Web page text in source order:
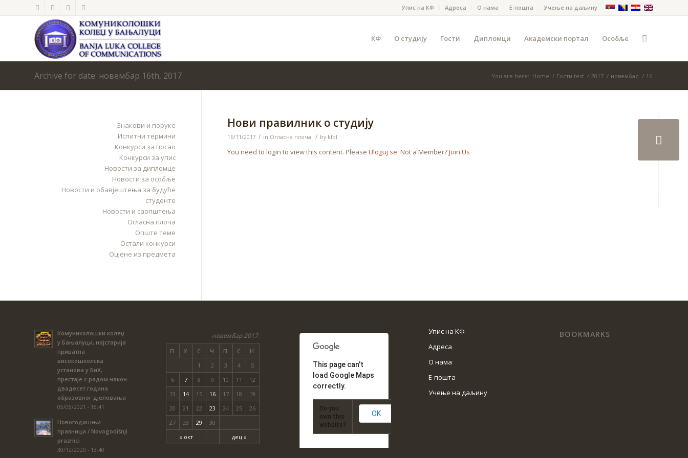
Упис на КФ Адреса О нама Е-пошта Учење на даљину
КФ О студију Гости Дипломци Академски портал Особље
Archive for date: новембар 16th, 2017 You are here: Home / Гости test / 2017 / новембар / 16
Нови правилник о студију
16/11/2017 / in Огласна плоча / by kfbl
You need to login to view this content. Please Uloguj se. Not a Member?Join Us
Знакови и поруке
Испитни термини
Конкурси за посао
Конкурси за упис
Новости за дипломце
Новости за особље
Новости и обавјештења за будуће
студенте
Новости и саопштења
Огласна плоча
Опште теме
Остали конкурси
Оцјене из предмета
Комуниколошки колеџ
у Бањалуци, најстарија
приватна
високошколска
установа у БиХ,
престаје с радом након
двадесет година
образовног дјеловања
05/05/2021 - 16:41
Новогодишњи
празници / Novogodišnji
praznici
30/12/2020 - 13:40
новембар 2017.
П У С Ч П С Н
« окт дец »
1 2 3 4
5
6
7 8 9 10 11
12
13
14 15 16 17 18
19
20
21 22 23 24 25
26
27
28 29 30
This page can't
load Google Maps
correctly.
Do you
own this
website?
OK
Упис на КФ
Адреса
О нама
Е-пошта
Учење на даљину
BOOKMARKS